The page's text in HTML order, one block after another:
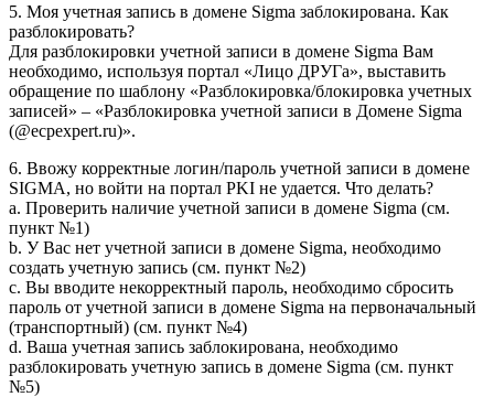
5. Моя учетная запись в домене Sigma заблокирована. Как
разблокировать?
Для разблокировки учетной записи в домене Sigma Вам
необходимо, используя портал «Лицо ДРУГа», выставить
обращение по шаблону «Разблокировка/блокировка учетных
записей» – «Разблокировка учетной записи в Домене Sigma
(@ecpexpert.ru)».
6. Ввожу корректные логин/пароль учетной записи в домене
SIGMA, но войти на портал PKI не удается. Что делать?
a. Проверить наличие учетной записи в домене Sigma (см.
пункт №1)
b. У Вас нет учетной записи в домене Sigma, необходимо
создать учетную запись (см. пункт №2)
c. Вы вводите некорректный пароль, необходимо сбросить
пароль от учетной записи в домене Sigma на первоначальный
(транспортный) (см. пункт №4)
d. Ваша учетная запись заблокирована, необходимо
разблокировать учетную запись в домене Sigma (см. пункт
№5)